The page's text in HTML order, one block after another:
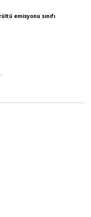
emisyonu sınıfı